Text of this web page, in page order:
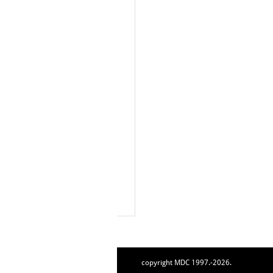
copyright MDC 1997.-2026.